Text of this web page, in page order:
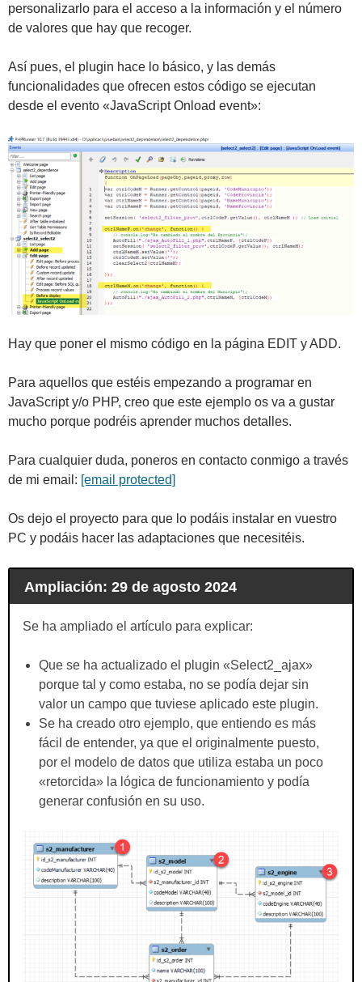
personalizarlo para el acceso a la información y el número
de valores que hay que recoger.
Así pues, el plugin hace lo básico, y las demás
funcionalidades que ofrecen estos código se ejecutan
desde el evento «JavaScript Onload event»:
Hay que poner el mismo código en la página EDIT y ADD.
Para aquellos que estéis empezando a programar en
JavaScript y/o PHP, creo que este ejemplo os va a gustar
mucho porque podréis aprender muchos detalles.
Para cualquier duda, poneros en contacto conmigo a través
de mi email: [email protected]
Os dejo el proyecto para que lo podáis instalar en vuestro
PC y podáis hacer las adaptaciones que necesitéis.
Ampliación: 29 de agosto 2024
Se ha ampliado el artículo para explicar:
Que se ha actualizado el plugin «Select2_ajax»
porque tal y como estaba, no se podía dejar sin
valor un campo que tuviese aplicado este plugin.
Se ha creado otro ejemplo, que entiendo es más
fácil de entender, ya que el originalmente puesto,
por el modelo de datos que utiliza estaba un poco
«retorcida» la lógica de funcionamiento y podía
generar confusión en su uso.